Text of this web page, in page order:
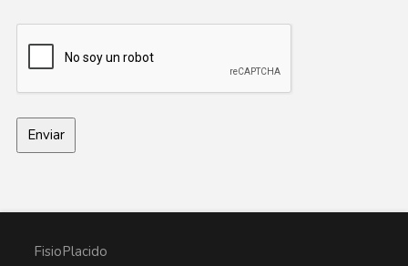
FisioPlacido